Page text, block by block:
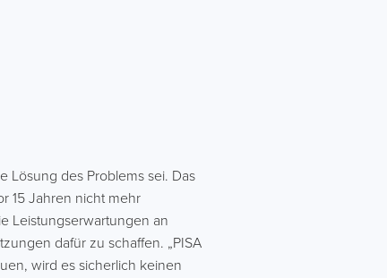
Lösung des Problems sei. Das
15 Jahren nicht mehr
Leistungserwartungen an
dafür zu schaffen. „PISA
wird es sicherlich keinen